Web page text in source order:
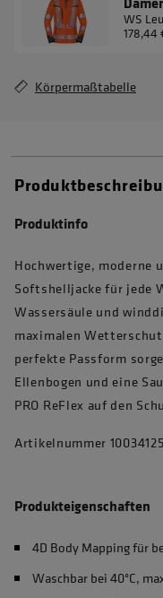
WS
178,44
Körpermaßtabelle
Produktinfo
Hochwertige, moderne
Softshelljacke für jede
Wassersäule und
maximalen
perfekte Passform
Ellenbogen und eine
PRO ReFlex auf den
Artikelnummer
Produkteigenschaften
4D Body Mapping für
Waschbar bei 40°C,